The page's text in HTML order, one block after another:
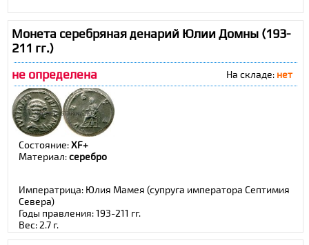
Монета серебряная денарий Юлии Домны (193-
211 гг.)
не определена
На складе: нет
Состояние:XF+
Материал:cеребро
Императрица: Юлия Мамея (супруга императора Септимия
Севера)
Годы правления: 193-211 гг.
Вес: 2,7 г.